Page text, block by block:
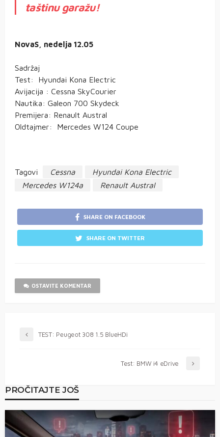
taštinu garažu!
NovaS, nedelja 12.05
Sadržaj
Test: Hyundai Kona Electric
Avijacija : Cessna SkyCourier
Nautika: Galeon 700 Skydeck
Premijera: Renault Austral
Oldtajmer: Mercedes W124 Coupe
Tagovi Cessna
Hyundai Kona Electric
Mercedes W124a
Renault Austral
SHARE ON FACEBOOK
SHARE ON TWITTER
OSTAVITE KOMENTAR
TEST: Peugeot 308 1.5 BlueHDi
Test: BMW i4 eDrive
PROČITAJTE JOŠ